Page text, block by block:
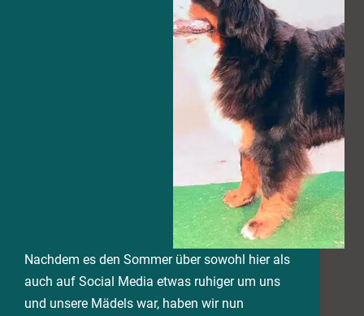
Nachdem es den Sommer über sowohl hier als
auch auf Social Media etwas ruhiger um uns
und unsere Mädels war, haben wir nun